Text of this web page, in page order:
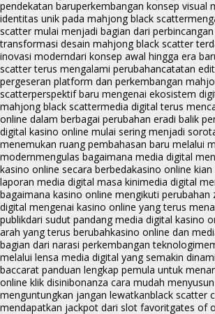
pendekatan baruperkembangan konsep visual
identitas unik pada mahjong black scatter
scatter mulai menjadi bagian dari
transformasi desain mahjong black scatter
inovasi moderndari konsep awal hingga era
scatter terus mengalami perubahancatatan
pergeseran platform dan perkembangan
scatterperspektif baru mengenai ekosistem
mahjong black scattermedia digital terus
online dalam berbagai perubahan eradi balik
digital kasino online mulai sering menjadi
menemukan ruang pembahasan baru melalui
modernmengulas bagaimana media digital
kasino online secara berbedakasino online
laporan media digital masa kinimedia digital
bagaimana kasino online mengikuti perubahan
digital mengenai kasino online yang terus
publikdari sudut pandang media digital kasino
arah yang terus berubahkasino online dan
bagian dari narasi perkembangan teknologi
melalui lensa media digital yang semakin
baccarat panduan lengkap pemula untuk
online klik disinibonanza cara mudah
menguntungkan jangan lewatkanblack scatter
mendapatkan jackpot dari slot favoritgates of